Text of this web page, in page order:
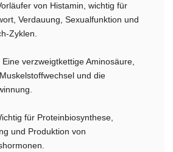
von Histamin, wichtig für
Verdauung, Sexualfunktion und
Zyklen.
verzweigtkettige Aminosäure,
und die
für Proteinbiosynthese,
und Produktion von